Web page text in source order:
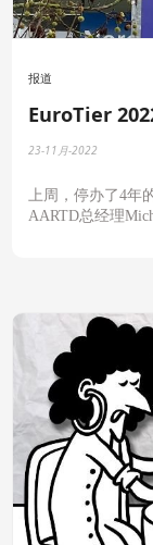
报道
EuroTier
23-11月-2022
上周，停办了4年
AARTD总经理